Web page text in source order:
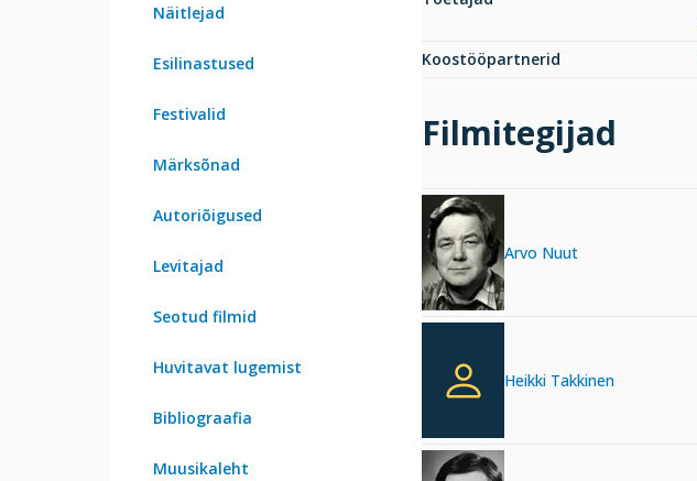
Näitlejad
Esilinastused
Festivalid
Märksõnad
Autoriõigused
Levitajad
Seotud filmid
Huvitavat lugemist
Bibliograafia
Muusikaleht
Koostööpartnerid
Filmitegijad
Arvo Nuut
Heikki Takkinen